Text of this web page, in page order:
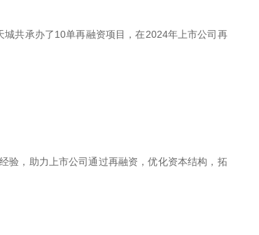
共承办了10单再融资项目，在2024年上市公司再
验，助力上市公司通过再融资，优化资本结构，拓